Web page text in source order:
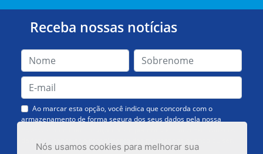
Nós usamos cookies para melhorar sua
Receba nossas notícias
Ao marcar esta opção, você indica que concorda com o
armazenamento de forma segura dos seus dados pela nossa